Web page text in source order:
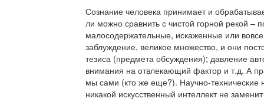
Сознание человека принимает и
ли можно сравнить с чистой горной рекой –
малосодержательные, искаженные или
заблуждение, великое множество, и они
тезиса (предмета обсуждения); давление
внимания на отвлекающий фактор и т.д. А
мы сами (кто же еще?). Научно-
никакой искусственный интеллект не